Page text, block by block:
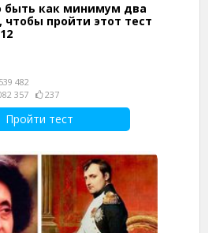
быть как минимум два
чтобы пройти этот тест
482
357
237
Пройти тест